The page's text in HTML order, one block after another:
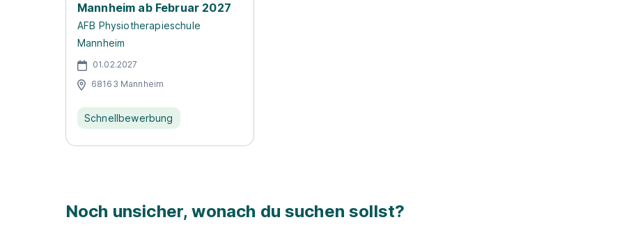
Mannheim ab Februar 2027
AFB Physiotherapieschule
Mannheim
01.02.2027
68163 Mannheim
Schnellbewerbung
Noch unsicher, wonach du suchen sollst?